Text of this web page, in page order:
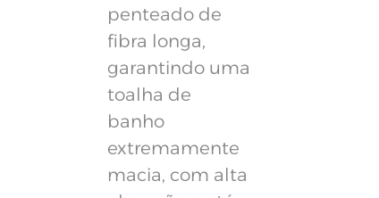
penteado de
fibra longa,
garantindo uma
toalha de
banho
extremamente
macia, com alta